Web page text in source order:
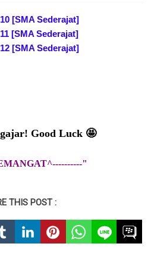
[SMA Sederajat]
[SMA Sederajat]
[SMA Sederajat]
Good Luck 🤩
"
THIS POST :